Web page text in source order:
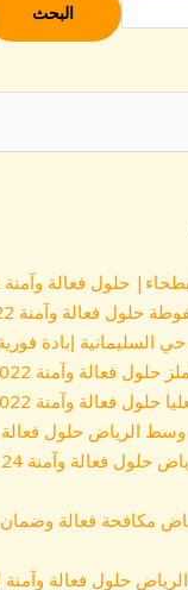
البحث
فعالة وآمنة 0553815022
فعالة وآمنة 0553815022
إبادة فورية
وآمنة 0553815022
فعالة وآمنة 0553815022
حلول فعالة وآمنة
مكافحة فعالة وضمان
حلول فعالة